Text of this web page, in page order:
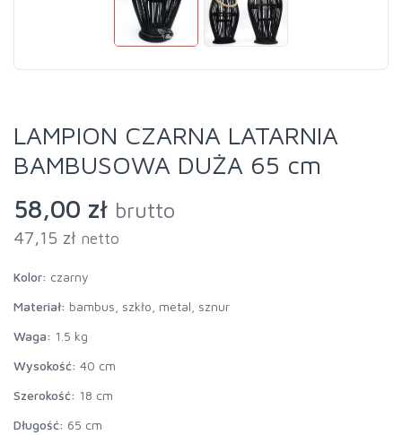
LAMPION CZARNA LATARNIA
BAMBUSOWA DUŻA 65 cm
58,00 zł brutto
47,15 zł netto
Kolor: czarny
Materiał: bambus, szkło, metal, sznur
Waga: 1.5 kg
Wysokość: 40 cm
Szerokość: 18 cm
Długość: 65 cm